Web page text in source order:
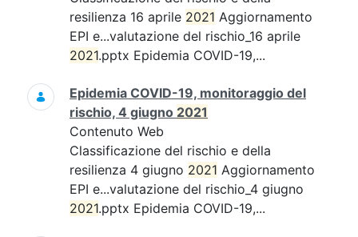
resilienza 16 aprile 2021 Aggiornamento
EPI e...valutazione del rischio_16 aprile
2021.pptx Epidemia COVID-19,...
Epidemia COVID-19, monitoraggio del
rischio, 4 giugno 2021
Contenuto Web
Classificazione del rischio e della
resilienza 4 giugno 2021 Aggiornamento
EPI e...valutazione del rischio_4 giugno
2021.pptx Epidemia COVID-19,...